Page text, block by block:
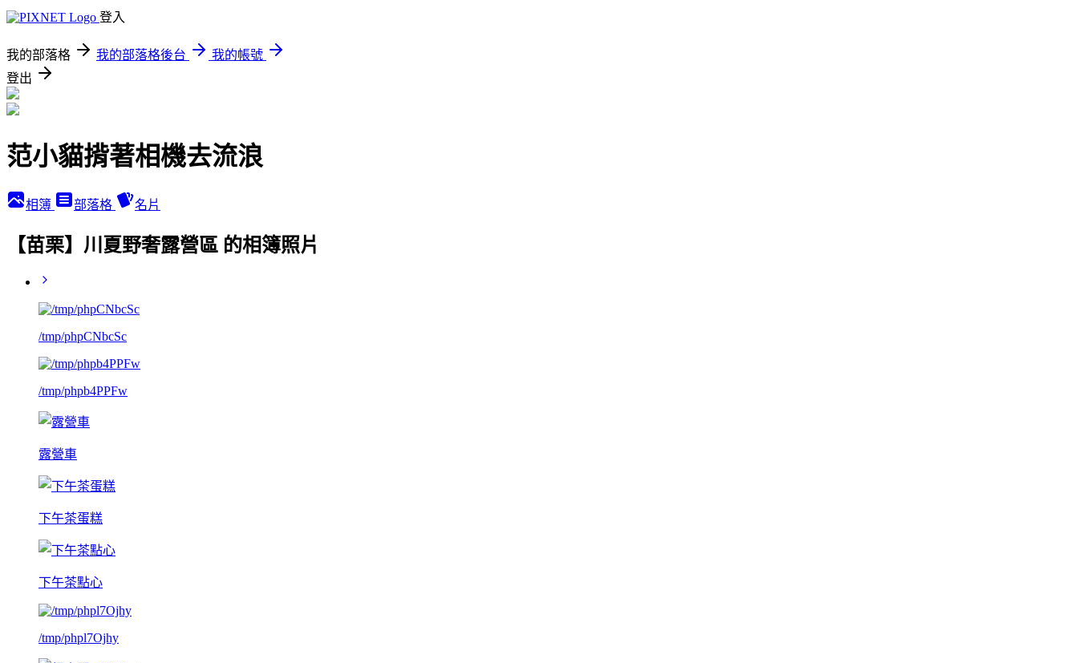
登入
我的部落格 我的部落格後台
我的帳號
登出
范小貓揹著相機去流浪
相簿 部落格 名片
【苗栗】川夏野奢露營區 的相簿照片
/tmp/phpCNbcSc
/tmp/phpb4PPFw
露營車
下午茶蛋糕
下午茶點心
/tmp/phpl7Ojhy